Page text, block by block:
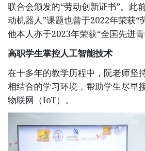
联合会颁发的“劳动创新证书”。此
动机器人”课题也曾于2022年荣获“
他本人亦于2023年荣获“全国先进青
高职学生掌控人工智能技术
在十多年的教学历程中，阮老师坚
相结合的学习环境，帮助学生尽早
物联网（IoT）。